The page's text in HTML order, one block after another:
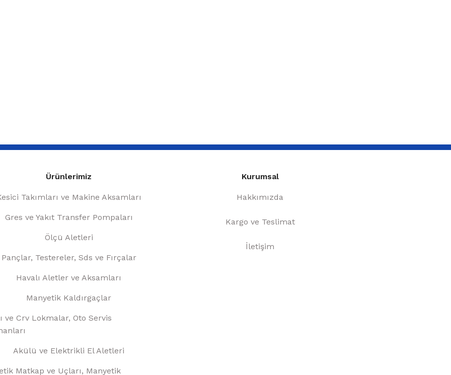
Ürünlerimiz
Takımları ve Makine Aksamları
Gres ve Yakıt Transfer Pompaları
Ölçü Aletleri
Pançlar, Testereler, Sds ve Fırçalar
Havalı Aletler ve Aksamları
Manyetik Kaldırgaçlar
ve Crv Lokmalar, Oto Servis
Akülü ve Elektrikli El Aletleri
Matkap ve Uçları, Manyetik
Kurumsal
Hakkımızda
Kargo ve Teslimat
İletişim